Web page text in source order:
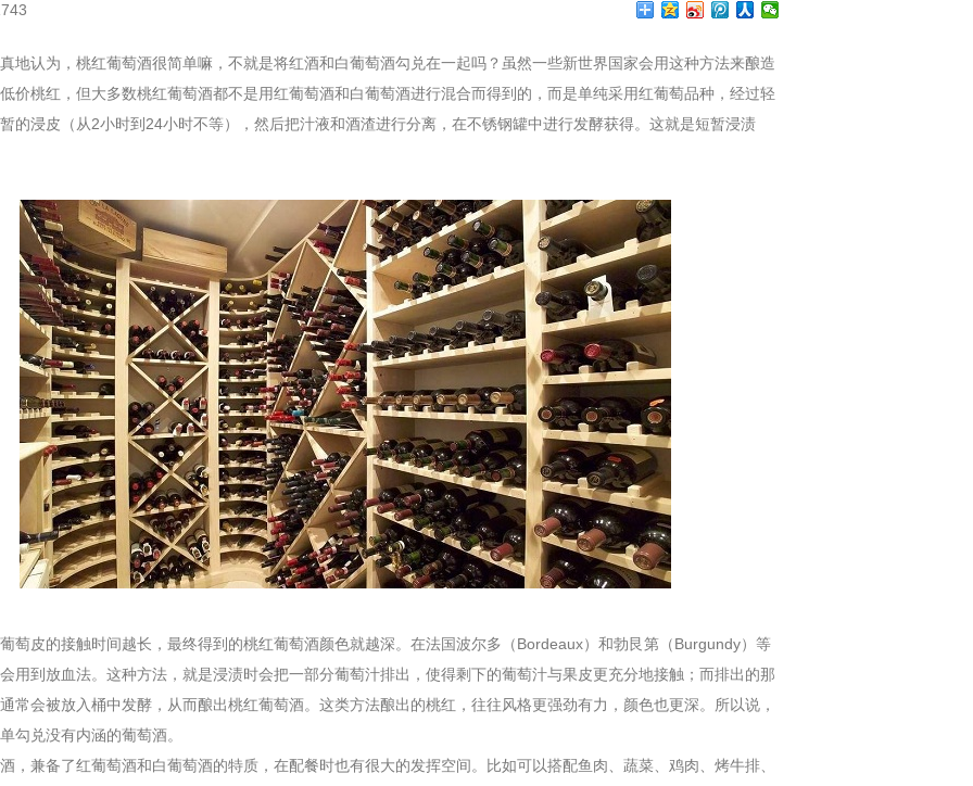
认为，桃红葡萄酒很简单嘛，不就是将红酒和白葡萄酒勾兑在一起吗？虽然一些新世界国家会用这种方法来酿造
价桃红，但大多数桃红葡萄酒都不是用红葡萄酒和白葡萄酒进行混合而得到的，而是单纯采用红葡萄品种，经过轻
的浸皮（从2小时到24小时不等），然后把汁液和酒渣进行分离，在不锈钢罐中进行发酵获得。这就是短暂浸渍
皮的接触时间越长，最终得到的桃红葡萄酒颜色就越深。在法国波尔多（Bordeaux）和勃艮第（Burgundy）等
用到放血法。这种方法，就是浸渍时会把一部分葡萄汁排出，使得剩下的葡萄汁与果皮更充分地接触；而排出的那
常会被放入桶中发酵，从而酿出桃红葡萄酒。这类方法酿出的桃红，往往风格更强劲有力，颜色也更深。所以说，
单勾兑没有内涵的葡萄酒。
兼备了红葡萄酒和白葡萄酒的特质，在配餐时也有很大的发挥空间。比如可以搭配鱼肉、蔬菜、鸡肉、烤牛排、